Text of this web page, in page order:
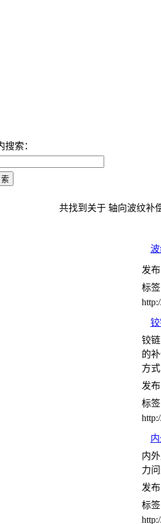
搜索：
共找到关于 轴向波纹补
发
标签
铰
的
方
发
标签
内
力
发
标签